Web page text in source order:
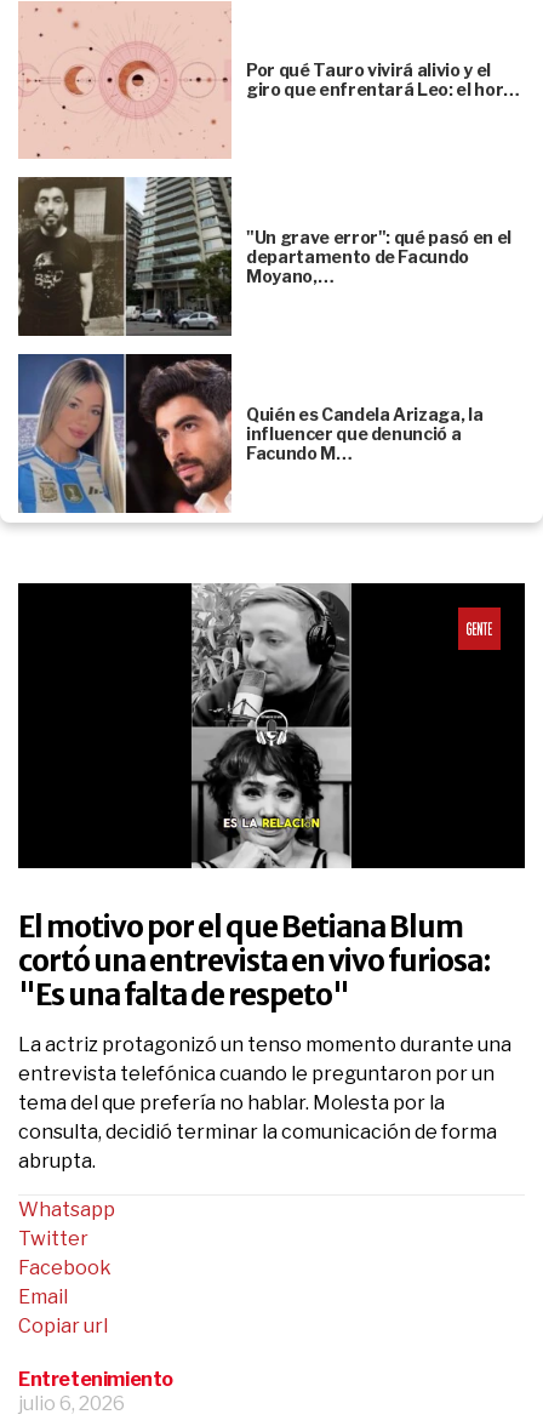
Por qué Tauro vivirá alivio y el
giro que enfrentará Leo: el hor…
"Un grave error": qué pasó en el
departamento de Facundo
Moyano,…
Quién es Candela Arizaga, la
influencer que denunció a
Facundo M…
El motivo por el que Betiana Blum
cortó una entrevista en vivo furiosa:
"Es una falta de respeto"
0
of
1
minute,
18
seconds
La actriz protagonizó un tenso momento durante una
entrevista telefónica cuando le preguntaron por un
tema del que prefería no hablar. Molesta por la
consulta, decidió terminar la comunicación de forma
abrupta.
Entretenimiento
julio 6, 2026
Whatsapp
Twitter
Facebook
Email
Copiar url